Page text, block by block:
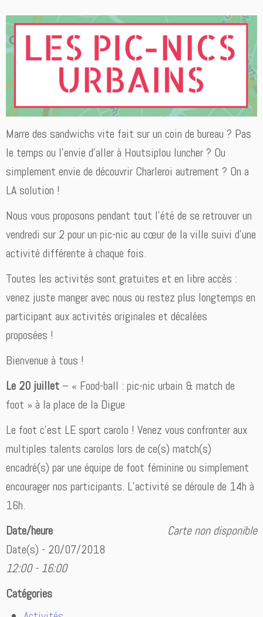
Marre des sandwichs vite fait sur un coin de bureau ? Pas
le temps ou l’envie d’aller à Houtsiplou luncher ? Ou
simplement envie de découvrir Charleroi autrement ? On a
LA solution !
Nous vous proposons pendant tout l’été de se retrouver un
vendredi sur 2 pour un pic-nic au cœur de la ville suivi d’une
activité différente à chaque fois.
Toutes les activités sont gratuites et en libre accès :
venez juste manger avec nous ou restez plus longtemps en
participant aux activités originales et décalées
proposées !
Bienvenue à tous !
Le 20 juillet – « Food-ball : pic-nic urbain & match de
foot » à la place de la Digue
Le foot c’est LE sport carolo ! Venez vous confronter aux
multiples talents carolos lors de ce(s) match(s)
encadré(s) par une équipe de foot féminine ou simplement
encourager nos participants. L’activité se déroule de 14h à
16h.
Carte non disponible
Date/heure
Date(s) - 20/07/2018
12:00 - 16:00
Catégories